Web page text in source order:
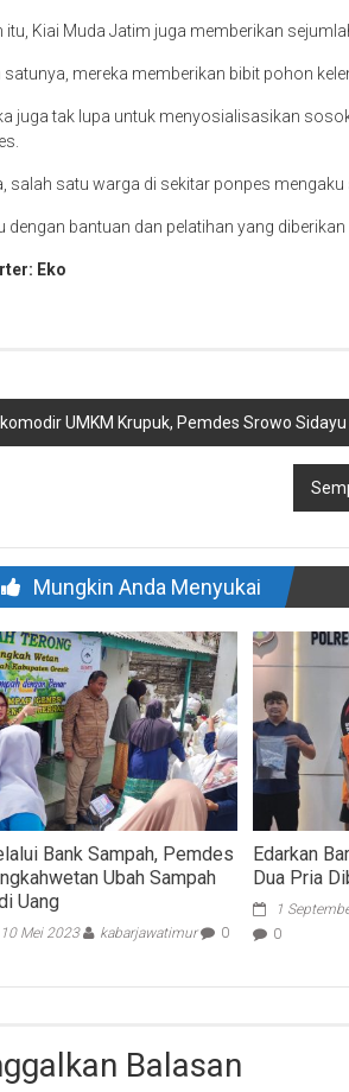
itu, Kiai Muda Jatim juga memberikan
satunya, mereka memberikan bibit pohon
juga tak lupa untuk menyosialisasikan
salah satu warga di sekitar ponpes
dengan bantuan dan pelatihan yang
Eko
UMKM Krupuk, Pemdes Srowo
Mungkin Anda Menyukai
Bank Sampah, Pemdes
Ubah Sampah
Uang
10 Mei 2023 kabarjawatimur 0
Edarkan
Dua Pria
1
0
Balasan